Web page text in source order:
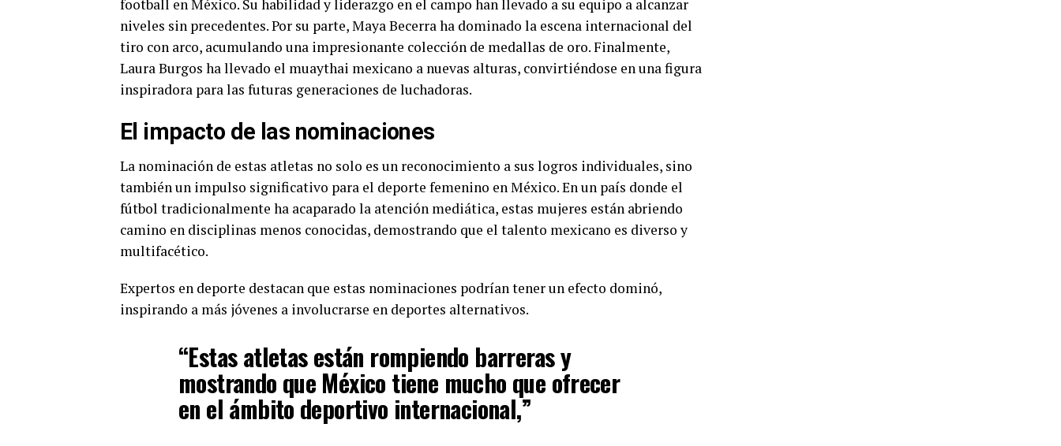
football en México. Su habilidad y liderazgo en el campo han llevado a su equipo a alcanzar
niveles sin precedentes. Por su parte, Maya Becerra ha dominado la escena internacional del
tiro con arco, acumulando una impresionante colección de medallas de oro. Finalmente,
Laura Burgos ha llevado el muaythai mexicano a nuevas alturas, convirtiéndose en una figura
inspiradora para las futuras generaciones de luchadoras.
El impacto de las nominaciones
La nominación de estas atletas no solo es un reconocimiento a sus logros individuales, sino
también un impulso significativo para el deporte femenino en México. En un país donde el
fútbol tradicionalmente ha acaparado la atención mediática, estas mujeres están abriendo
camino en disciplinas menos conocidas, demostrando que el talento mexicano es diverso y
multifacético.
Expertos en deporte destacan que estas nominaciones podrían tener un efecto dominó,
inspirando a más jóvenes a involucrarse en deportes alternativos.
“Estas atletas están rompiendo barreras y
mostrando que México tiene mucho que ofrecer
en el ámbito deportivo internacional,”